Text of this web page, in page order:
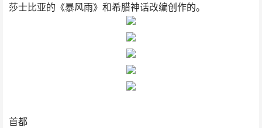
莎士比亚的《暴风雨》和希腊神话改编创作的。
首都